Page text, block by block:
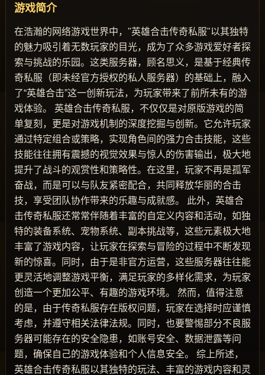
游戏简介
在浩瀚的网络游戏世界中，"英雄合击传奇私服"以其独特
的魅力吸引着无数玩家的目光，成为了众多游戏爱好者探
索与挑战的乐园。这类服务器，顾名思义，是基于经典传
奇私服（即未经官方授权的私人服务器）的基础上，融入
了“英雄合击”这一创新玩法，为玩家带来了前所未有的游
戏体验。 英雄合击传奇私服，不仅仅是对原版游戏的简
单复刻，更是对游戏机制的深度挖掘与创新。它允许玩家
通过特定组合或策略，实现角色间的强力合击技能，这些
技能往往拥有震撼的视觉效果与惊人的伤害输出，极大地
提升了战斗的观赏性和策略性。在这里，玩家不再是孤军
奋战，而是可以与队友紧密配合，共同释放华丽的合击
技，享受团队协作带来的乐趣与成就感。 此外，英雄合
击传奇私服还常常伴随着丰富的自定义内容和活动，如独
特的装备系统、宠物系统、副本挑战等，这些元素极大地
丰富了游戏内容，让玩家在探索与冒险的过程中不断发现
新的惊喜。同时，由于是非官方运营，这些服务器往往能
更灵活地调整游戏平衡，满足玩家的多样化需求，为玩家
创造一个更加公平、有趣的游戏环境。 然而，值得注意
的是，由于传奇私服存在版权问题，玩家在选择时应谨慎
考虑，并遵守相关法律法规。同时，也要警惕部分不良服
务器可能存在的安全隐患，如账号安全、数据泄露等问
题，确保自己的游戏体验和个人信息安全。 综上所述，
英雄合击传奇私服以其独特的玩法、丰富的游戏内容和灵